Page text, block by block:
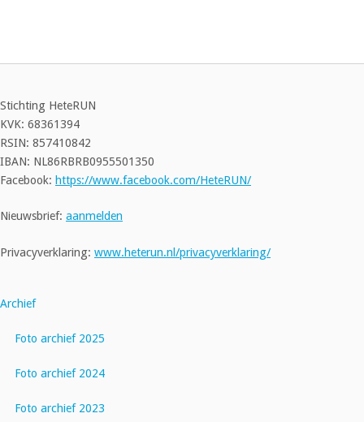
Stichting HeteRUN
KVK: 68361394
RSIN: 857410842
IBAN: NL86RBRB0955501350
Facebook: https://www.facebook.com/HeteRUN/
Nieuwsbrief: aanmelden
Privacyverklaring: www.heterun.nl/privacyverklaring/
Archief
Foto archief 2025
Foto archief 2024
Foto archief 2023